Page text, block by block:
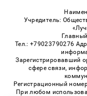
Учредитель:
Тел.: +79023790276
Зарегистрировавший
сфере связи,
Регистрационный
При любом